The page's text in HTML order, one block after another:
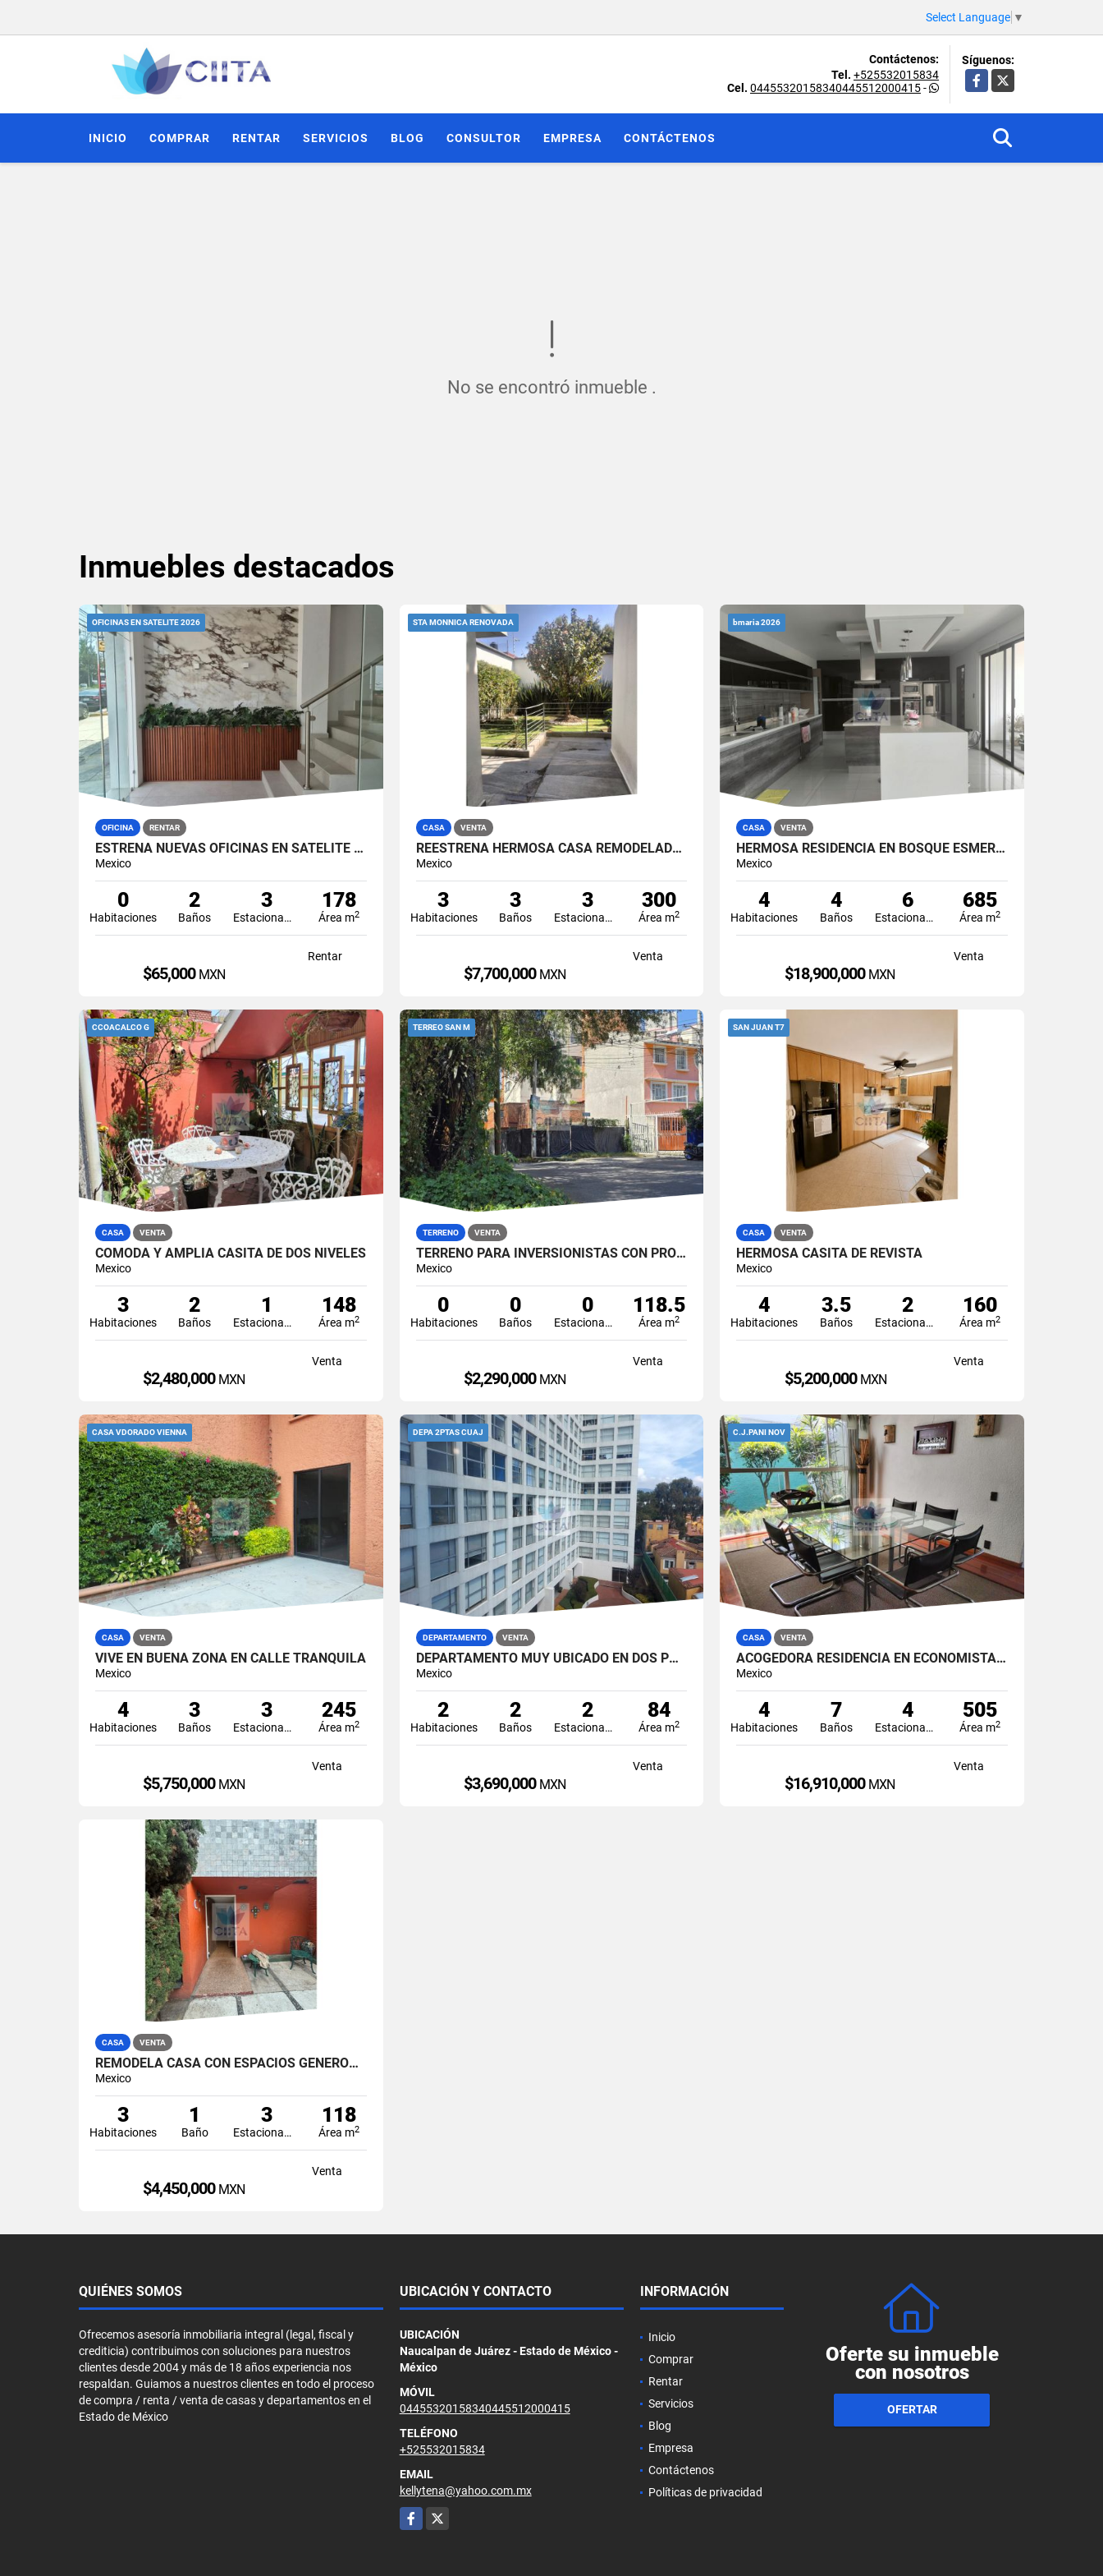
Select Language ▼
Contáctenos:
Tel. +525532015834
Cel. 04455320158340445512000415-
Síguenos:
Facebook
X
INICIO COMPRAR RENTAR SERVICIOS BLOG CONSULTOR EMPRESA CONTÁCTENOS
No se encontró inmueble .
Inmuebles destacados
OFICINAS EN SATELITE 2026
OFICINA RENTAR
ESTRENA NUEVAS OFICINAS EN SATELITE ATRAS DE SUBURBIA
Mexico
0
Habitaciones
2
Baños
3
Estacionamiento
178
Área m2
Rentar
$65,000 MXN
STA MONNICA RENOVADA
CASA VENTA
REESTRENA HERMOSA CASA REMODELADA EN SANTA MÓNICA
Mexico
3
Habitaciones
3
Baños
3
Estacionamiento
300
Área m2
Venta
$7,700,000 MXN
bmaria 2026
CASA VENTA
HERMOSA RESIDENCIA EN BOSQUE ESMERALDA CON GRAN DISEÑO
Mexico
4
Habitaciones
4
Baños
6
Estacionamiento
685
Área m2
Venta
$18,900,000 MXN
CCOACALCO G
CASA VENTA
CÓMODA Y AMPLIA CASITA DE DOS NIVELES
Mexico
3
Habitaciones
2
Baños
1
Estacionamiento
148
Área m2
Venta
$2,480,000 MXN
TERREO SAN M
TERRENO VENTA
TERRENO PARA INVERSIONISTAS CON PROYECTO DE DEPARTAMENTOS
Mexico
0
Habitaciones
0
Baños
0
Estacionamiento
118.5
Área m2
Venta
$2,290,000 MXN
SAN JUAN T7
CASA VENTA
HERMOSA CASITA DE REVISTA
Mexico
4
Habitaciones
3.5
Baños
2
Estacionamiento
160
Área m2
Venta
$5,200,000 MXN
CASA VDORADO VIENNA
CASA VENTA
VIVE EN BUENA ZONA EN CALLE TRANQUILA
Mexico
4
Habitaciones
3
Baños
3
Estacionamiento
245
Área m2
Venta
$5,750,000 MXN
DEPA 2PTAS CUAJ
DEPARTAMENTO VENTA
DEPARTAMENTO MUY UBICADO EN DOS PUERTAS CUAJIMALPA
Mexico
2
Habitaciones
2
Baños
2
Estacionamiento
84
Área m2
Venta
$3,690,000 MXN
C.J.PANI NOV
CASA VENTA
ACOGEDORA RESIDENCIA EN ECONOMISTAS, CON ESPACIOS GENEROSOS
Mexico
4
Habitaciones
7
Baños
4
Estacionamiento
505
Área m2
Venta
$16,910,000 MXN
CASA VENTA
REMODELA CASA CON ESPACIOS GENEROSOS Y BUENA UBICACION
Mexico
3
Habitaciones
1
Baño
3
Estacionamiento
118
Área m2
Venta
$4,450,000 MXN
QUIÉNES SOMOS
Ofrecemos asesoría inmobiliaria integral (legal, fiscal y
crediticia) contribuimos con soluciones para nuestros
clientes desde 2004 y más de 18 años experiencia nos
respaldan. Guiamos a nuestros clientes en todo el proceso
de compra / renta / venta de casas y departamentos en el
Estado de México
UBICACIÓN Y CONTACTO
UBICACIÓN
Naucalpan de Juárez - Estado de México -
México
MÓVIL
04455320158340445512000415
TELÉFONO
+525532015834
EMAIL
kellytena@yahoo.com.mx
Facebook
X
INFORMACIÓN
Inicio
Comprar
Rentar
Servicios
Blog
Empresa
Contáctenos
Políticas de privacidad
Oferte su inmueble
con nosotros
OFERTAR